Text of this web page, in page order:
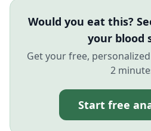
Would you eat this?
your blood
Get your free,
2
Start free